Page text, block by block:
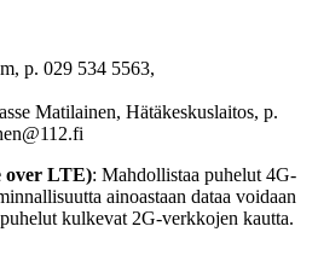
p. 029 534 5563,
Matilainen, Hätäkeskuslaitos, p.
over LTE): Mahdollistaa puhelut 4G-
ainoastaan dataa voidaan
kulkevat 2G-verkkojen kautta.